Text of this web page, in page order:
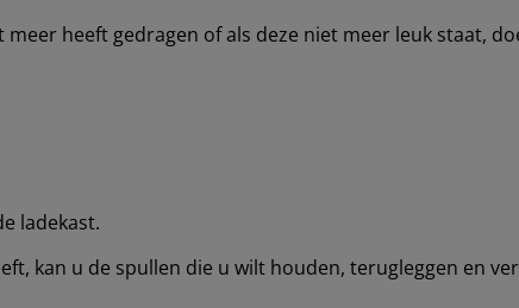
heeft gedragen of als deze niet meer leuk staat,
ladekast.
kan u de spullen die u wilt houden, terugleggen en